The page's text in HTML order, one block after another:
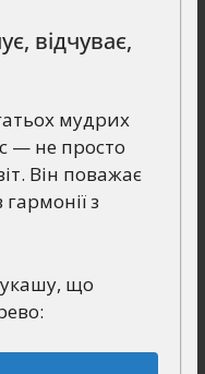
відчуває,
мудрих
— не просто
Він поважає
з
що